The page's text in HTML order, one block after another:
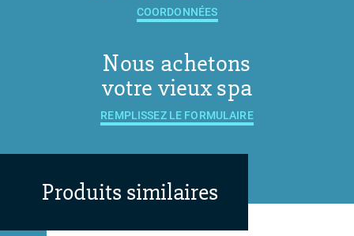
COORDONNÉES
Nous achetons
votre vieux spa
REMPLISSEZ LE FORMULAIRE
Produits similaires